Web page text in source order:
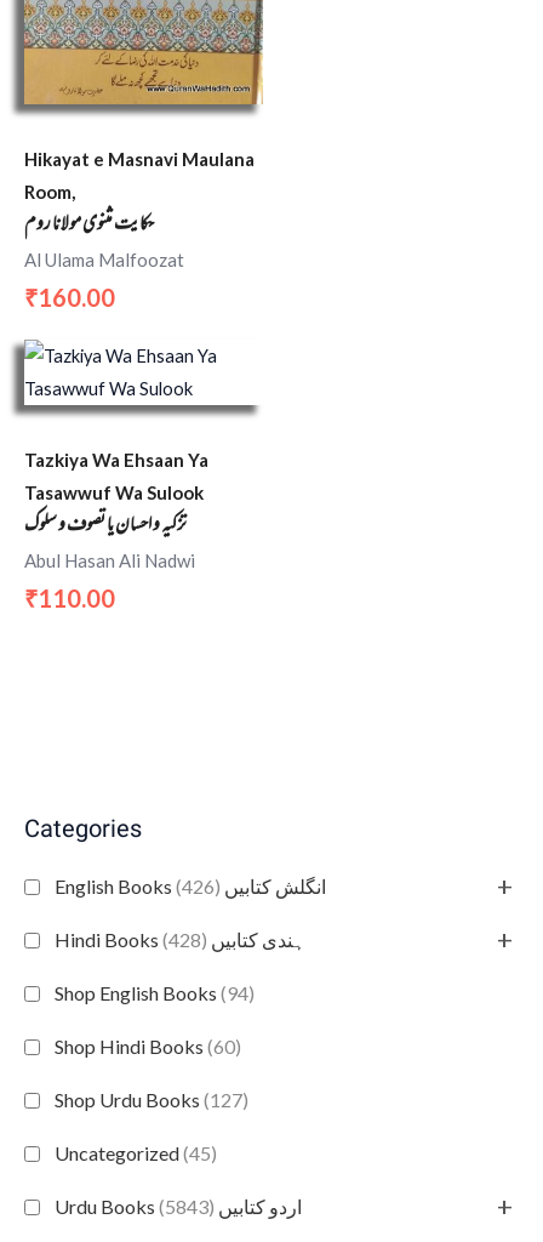
Categories
English Books انگلش کتابیں (426) +
Hindi Books ہندی کتابیں (428) +
Shop English Books (94)
Shop Hindi Books (60)
Shop Urdu Books (127)
Uncategorized(45)
Urdu Books اردو کتابیں (5843) +
Hikayat e Masnavi Maulana
Room,
حکایت مثنوی مولانا روم
Al Ulama Malfoozat
₹160.00
Tazkiya Wa Ehsaan Ya
Tasawwuf Wa Sulook
تزکیہ و احسان یا تصوف و سلوک
Abul Hasan Ali Nadwi
₹110.00